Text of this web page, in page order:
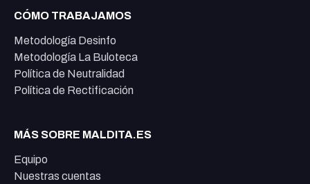
CÓMO TRABAJAMOS
Metodología Desinfo
Metodología La Buloteca
Política de Neutralidad
Política de Rectificación
MÁS SOBRE MALDITA.ES
Equipo
Nuestras cuentas